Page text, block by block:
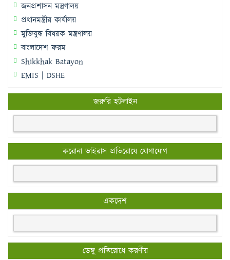
জনপ্রশাসন মন্ত্রণালয়
প্রধানমন্ত্রীর কার্যালয়
মুক্তিযুদ্ধ বিষয়ক মন্ত্রণালয়
বাংলাদেশ ফরম
Shikkhak Batayon
EMIS | DSHE
জরুরি হটলাইন
করোনা ভাইরাস প্রতিরোধে যোগাযোগ
একদেশ
ডেঙ্গু প্রতিরোধে করণীয়